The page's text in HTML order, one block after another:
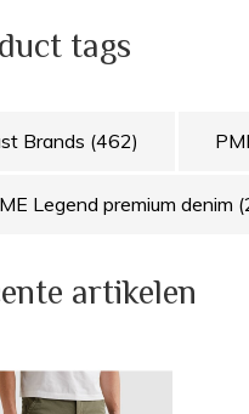
tags
Brands (462)
Legend premium denim
artikelen